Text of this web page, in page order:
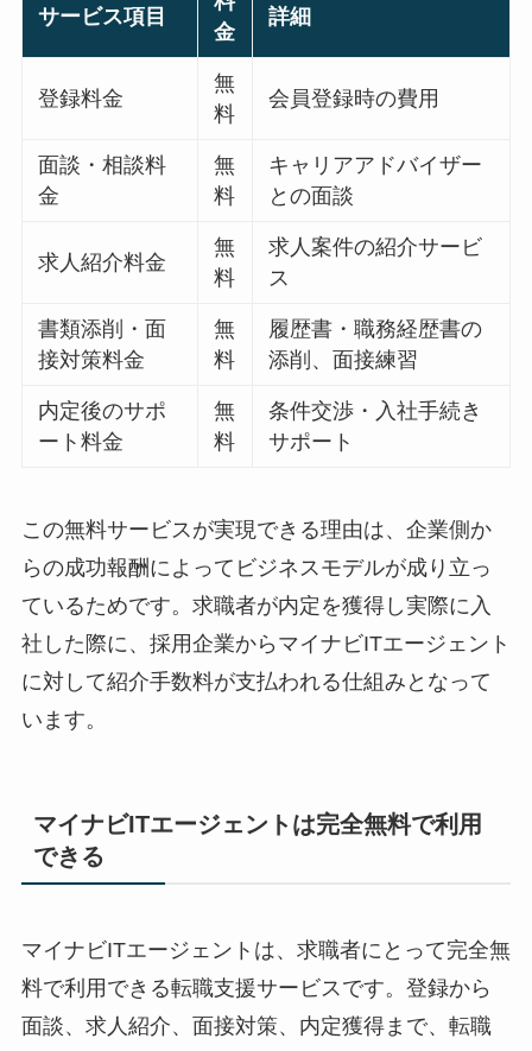
サービス項目
金
詳細
登録料金
無
料
会員登録時の費用
面談・相談料
金
無
料
キャリアアドバイザー
との面談
求人紹介料金
無
料
求人案件の紹介サービ
ス
書類添削・面
接対策料金
無
料
履歴書・職務経歴書の
添削、面接練習
内定後のサポ
ート料金
無
料
条件交渉・入社手続き
サポート
この無料サービスが実現できる理由は、 企業側か
らの成功報酬によってビジネスモデルが成り立っ
ているためです。求職者が内定を獲得し実際に入
社した際に、採用企業からマイナビITエージェント
に対して紹介手数料が支払われる仕組みとなって
います。
マイナビITエージェントは完全無料で利用
できる
マイナビITエージェントは、求職者にとって完全無
料で利用できる転職支援サービスです。登録から
面談、求人紹介、面接対策、内定獲得まで、 転職